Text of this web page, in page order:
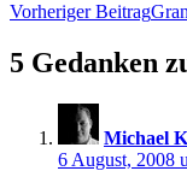
Vorheriger Beitrag
5 Gedanken
Michael
6 August, 2008